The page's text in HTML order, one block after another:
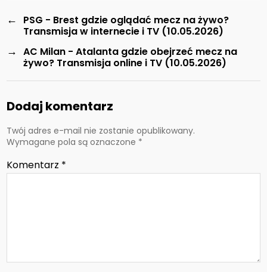
←
PSG - Brest gdzie oglądać mecz na żywo?
Transmisja w internecie i TV (10.05.2026)
→ AC Milan - Atalanta gdzie obejrzeć mecz na
żywo? Transmisja online i TV (10.05.2026)
Dodaj komentarz
Twój adres e-mail nie zostanie opublikowany.
Wymagane pola są oznaczone *
Komentarz *